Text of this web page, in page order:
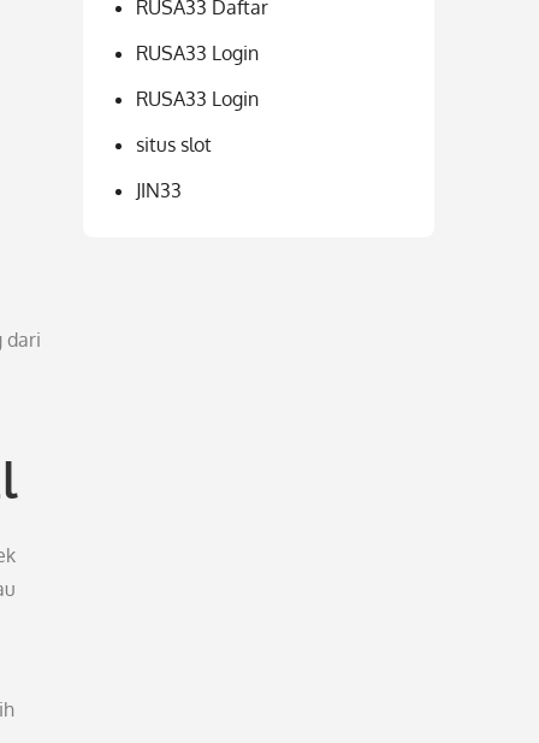
dari
RUSA33 Daftar
RUSA33 Login
RUSA33 Login
situs slot
JIN33